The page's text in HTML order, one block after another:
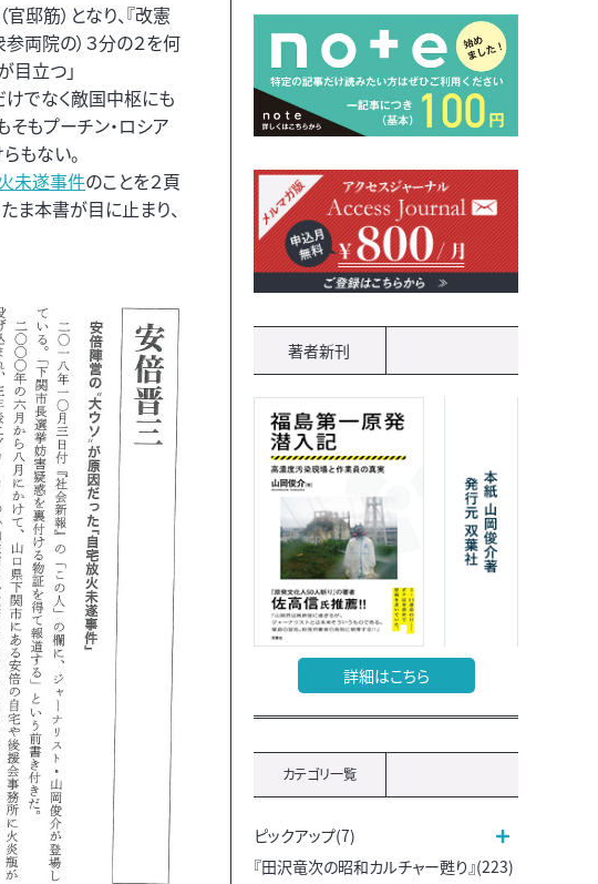
邸筋）となり、『改憲
両院の）３分の２を何
目立つ」
でなく敵国中枢にも
そもプーチン・ロシア
もない。
未遂事件のことを２頁
ま本書が目に止まり、
著者新刊
詳細はこちら
カテゴリ一覧
ピックアップ(7)
『田沢竜次の昭和カルチャー甦り』(223)